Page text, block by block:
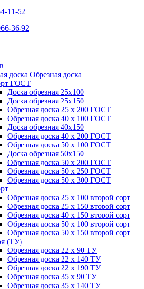
11-52
36-92
Обрезная доска
ГОСТ
Доска обрезная 25х100
Доска обрезная 25х150
Обрезная доска 25 х 200 ГОСТ
Обрезная доска 40 х 100 ГОСТ
Доска обрезная 40х150
Обрезная доска 40 х 200 ГОСТ
Обрезная доска 50 х 100 ГОСТ
Доска обрезная 50х150
Обрезная доска 50 х 200 ГОСТ
Обрезная доска 50 х 250 ГОСТ
Обрезная доска 50 х 300 ГОСТ
Обрезная доска 25 х 100 второй сорт
Обрезная доска 25 х 150 второй сорт
Обрезная доска 40 х 150 второй сорт
Обрезная доска 50 х 100 второй сорт
Обрезная доска 50 х 150 второй сорт
(ТУ)
Обрезная доска 22 х 90 ТУ
Обрезная доска 22 х 140 ТУ
Обрезная доска 22 х 190 ТУ
Обрезная доска 35 х 90 ТУ
Обрезная доска 35 х 140 ТУ